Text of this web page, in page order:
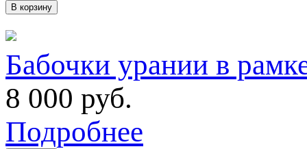
В корзину
Бабочки урании в
8 000 руб.
Подробнее